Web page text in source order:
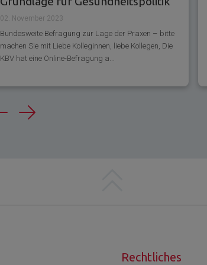
02. November 2023
Bundesweite Befragung zur Lage der Praxen – bitte
machen Sie mit Liebe Kolleginnen, liebe Kollegen, Die
KBV hat eine Online-Befragung a...
Previous
Next
Rechtliches